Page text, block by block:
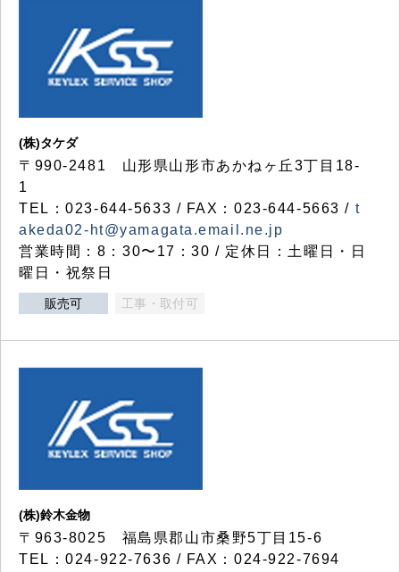
(株)タケダ
〒990-2481 山形県山形市あかねヶ丘3丁目18-
1
TEL：023-644-5633 / FAX：023-644-5663 / t
akeda02-ht@yamagata.email.ne.jp
営業時間：8：30〜17：30 / 定休日：土曜日・日
曜日・祝祭日
販売可 工事・取付可
(株)鈴木金物
〒963-8025 福島県郡山市桑野5丁目15-6
TEL：024-922-7636 / FAX：024-922-7694